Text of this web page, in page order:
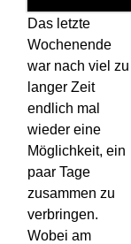
Das letzte
Wochenende
war nach viel zu
langer Zeit
endlich mal
wieder eine
Möglichkeit, ein
paar Tage
zusammen zu
verbringen.
Wobei am